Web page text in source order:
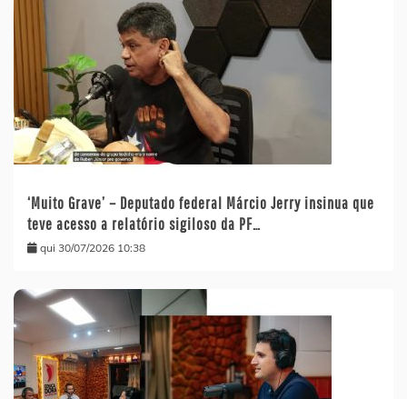
‘Muito Grave’ – Deputado federal Márcio Jerry insinua que
teve acesso a relatório sigiloso da PF…
qui 30/07/2026 10:38